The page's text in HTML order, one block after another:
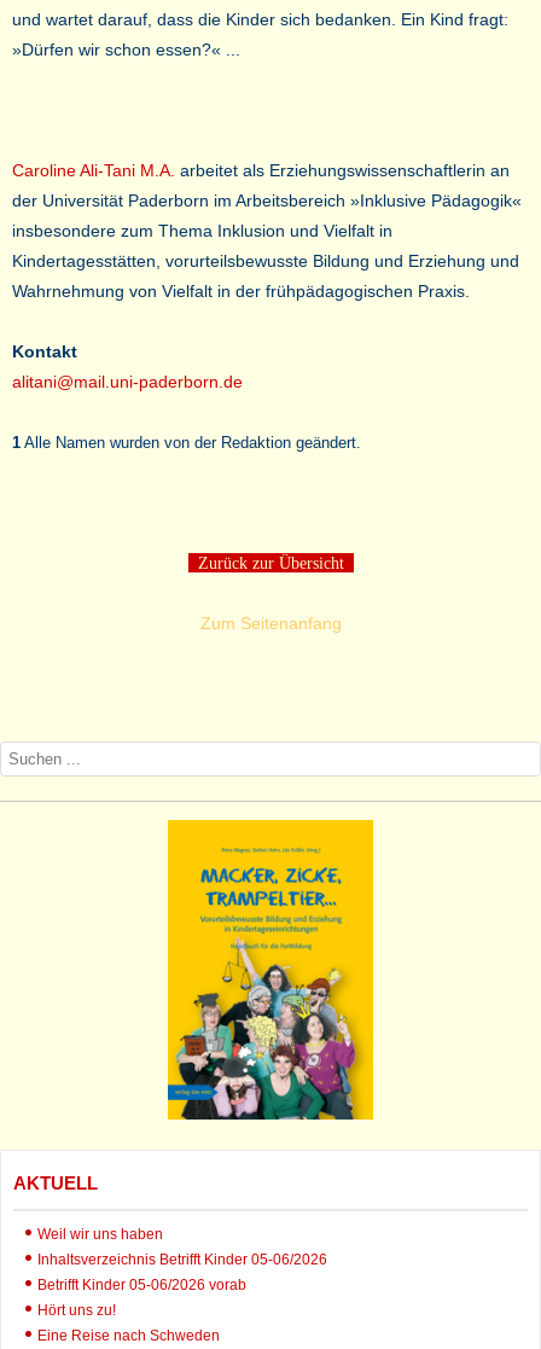
und wartet darauf, dass die Kinder sich bedanken. Ein Kind fragt:
»Dürfen wir schon essen?« ...
Caroline Ali-Tani M.A. arbeitet als Erziehungswissenschaftlerin an
der Universität Paderborn im Arbeitsbereich »Inklusive Pädagogik«
insbesondere zum Thema Inklusion und Vielfalt in
Kindertagesstätten, vorurteilsbewusste Bildung und Erziehung und
Wahrnehmung von Vielfalt in der frühpädagogischen Praxis.
Kontakt
alitani@mail.uni-paderborn.de
1 Alle Namen wurden von der Redaktion geändert.
Zurück zur Übersicht
Zum Seitenanfang
AKTUELL
Weil wir uns haben
Inhaltsverzeichnis Betrifft Kinder 05-06/2026
Betrifft Kinder 05-06/2026 vorab
Hört uns zu!
Eine Reise nach Schweden